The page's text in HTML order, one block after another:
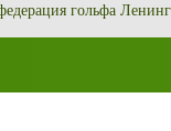
гольфа